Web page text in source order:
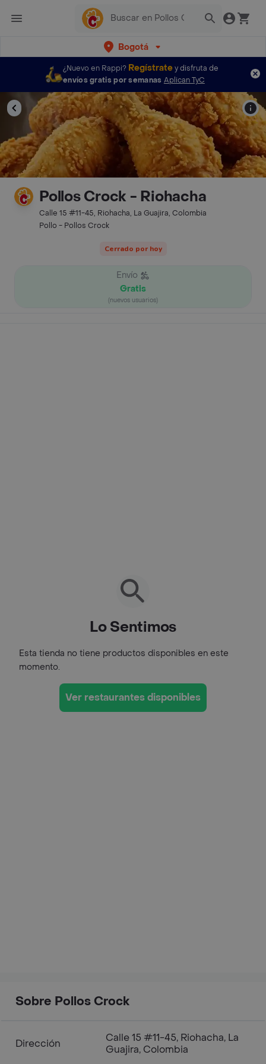
Bogotá
¿Nuevo en Rappi? Regístratey disfruta de
envíos gratis por semanas Aplican TyC
Pollos Crock - Riohacha
Calle 15 #11-45, Riohacha, La Guajira, Colombia
Pollo - Pollos Crock
Cerrado por hoy
Envío
Gratis
(nuevos usuarios)
Lo Sentimos
Esta tienda no tiene productos disponibles en este
momento.
Ver restaurantes disponibles
Sobre Pollos Crock
Dirección
Calle 15 #11-45, Riohacha, La
Guajira, Colombia